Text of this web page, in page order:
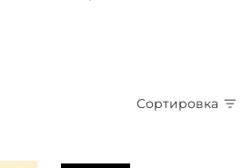
Сортировка